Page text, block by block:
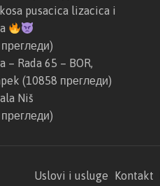
pusacica lizacica i
– Rada 65 – BOR,
(10858 прегледи)
Niš
Uslovi i usluge Kontakt